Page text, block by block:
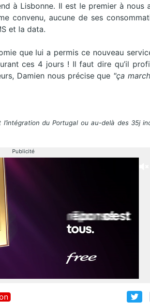
à Lisbonne. Il est le premier à nous
convenu, aucune de ses
et la data.
que lui a permis ce nouveau
ces 4 jours ! Il faut dire qu’il
Damien nous précise que "ça
du Portugal ou au-delà des 35j
Publicité